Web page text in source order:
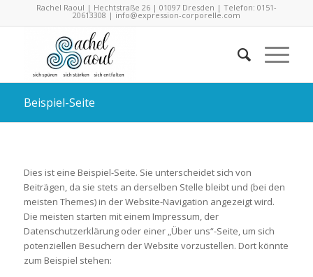
Rachel Raoul | Hechtstraße 26 | 01097 Dresden | Telefon: 0151-
20613308 | info@expression-corporelle.com
Beispiel-Seite
Dies ist eine Beispiel-Seite. Sie unterscheidet sich von
Beiträgen, da sie stets an derselben Stelle bleibt und (bei den
meisten Themes) in der Website-Navigation angezeigt wird.
Die meisten starten mit einem Impressum, der
Datenschutzerklärung oder einer „Über uns“-Seite, um sich
potenziellen Besuchern der Website vorzustellen. Dort könnte
zum Beispiel stehen: